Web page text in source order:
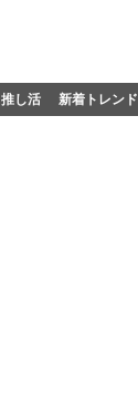
推し活 新着トレンド